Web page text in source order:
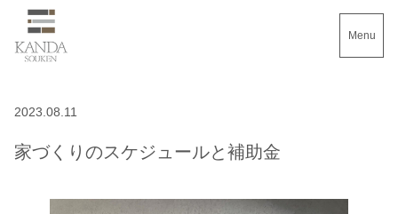
Menu
2023.08.11
家づくりのスケジュールと補助金